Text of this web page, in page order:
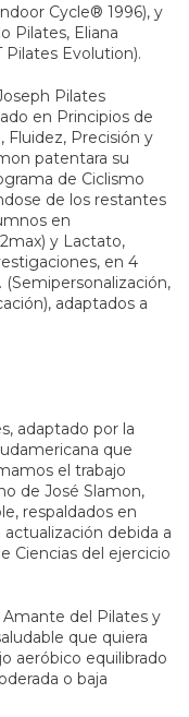
Cycle® 1996), y
Pilates, Eliana
Pilates Evolution).
Pilates
en Principios de
Fluidez, Precisión y
patentara su
de Ciclismo
de los restantes
en
y Lactato,
en 4
(Semipersonalización,
adaptados a
Revolución.
por la
que
el trabajo
de José Slamon,
respaldados en
debida a
Ciencias del ejercicio
del Pilates y
que quiera
aeróbico equilibrado
o baja